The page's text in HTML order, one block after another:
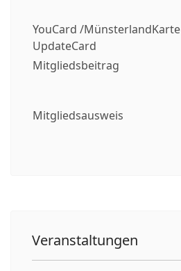
YouCard /MünsterlandKarte
UpdateCard
Mitgliedsbeitrag
Mitgliedsausweis
Veranstaltungen